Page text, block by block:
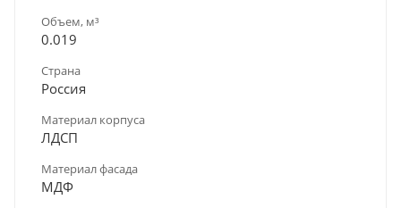
Объем, м³
0.019
Страна
Россия
Материал корпуса
ЛДСП
Материал фасада
МДФ